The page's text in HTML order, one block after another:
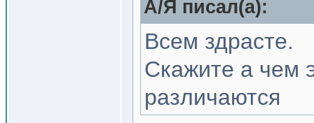
A/Я писал(a):
Всем здрасте.
Скажите а чем
различаются